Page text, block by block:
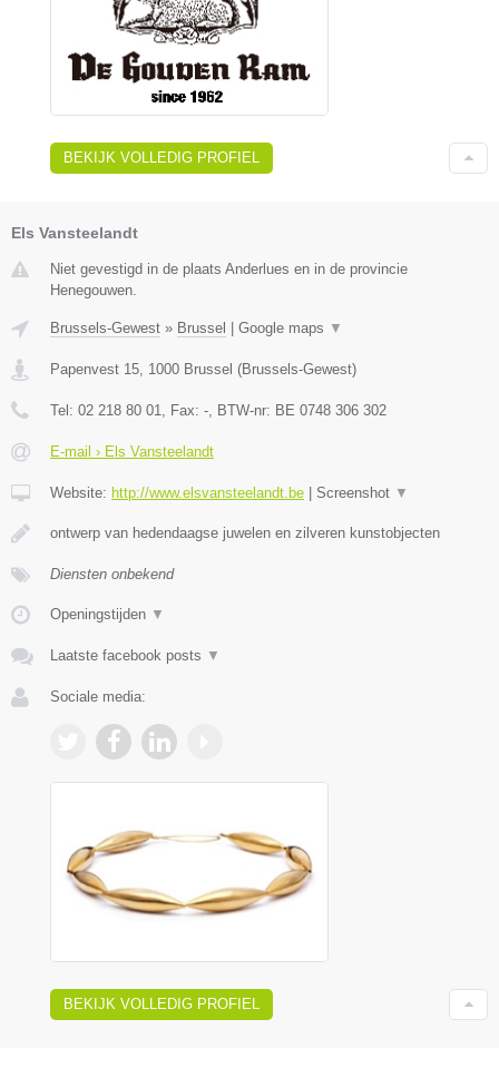
BEKIJK VOLLEDIG PROFIEL
Els Vansteelandt
Niet gevestigd in de plaats Anderlues en in de provincie
Henegouwen.
Brussels-Gewest » Brussel Google maps ▼
Papenvest 15, 1000 Brussel (Brussels-Gewest)
Tel: 02 218 80 01, Fax: -, BTW-nr: BE 0748 306 302
E-mail › Els Vansteelandt
Website: http://www.elsvansteelandt.be Screenshot ▼
ontwerp van hedendaagse juwelen en zilveren kunstobjecten
Diensten onbekend
Openingstijden ▼
Laatste facebook posts ▼
Sociale media:
BEKIJK VOLLEDIG PROFIEL